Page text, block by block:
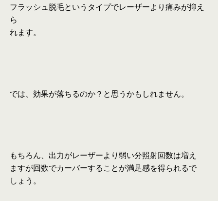
フラッシュ脱毛というタイプでレーザーより痛みが抑え
ら
れます。
では、効果が落ちるのか？と思うかもしれません。
もちろん、出力がレーザーより弱い分照射回数は増え
ますが回数でカーバーすることが満足感を得られるで
しょう。